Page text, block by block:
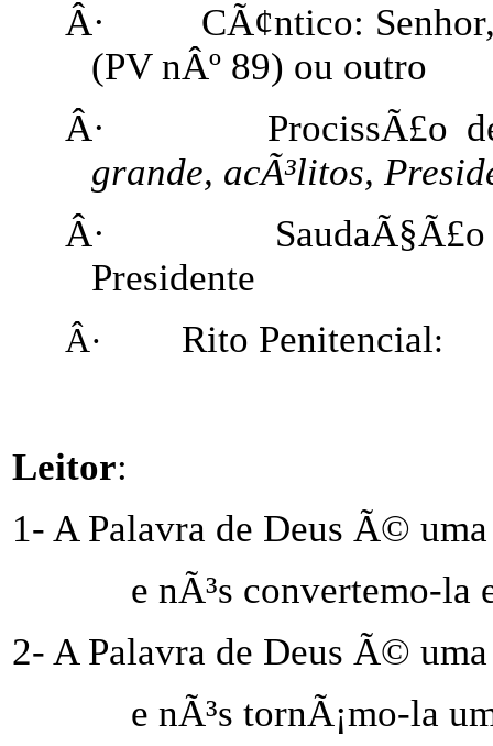
Â·
CÃ¢ntico:
(PV nÂº 89) ou outro
Â·
ProcissÃ£o
grande, acÃ³litos,
Â·
Presidente
Â· Rito Penitencial:
Leitor:
1- A Palavra de Deus Ã©
e nÃ³s convertemo-la
2- A Palavra de Deus Ã©
e nÃ³s tornÃ¡mo-la